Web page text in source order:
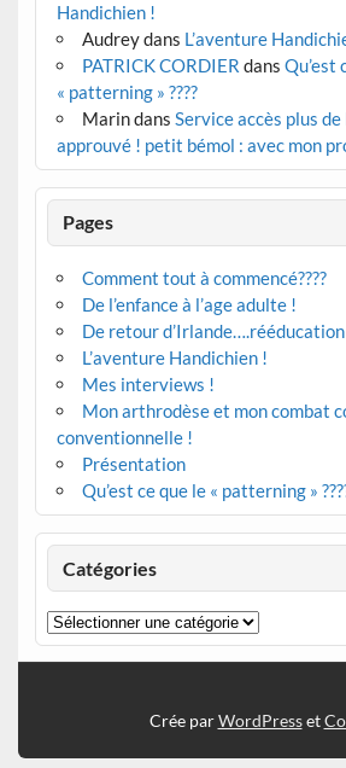
Handichien !
Audreydans L’aventure
PATRICK CORDIER dans Qu’est
« patterning » ????
Marindans Service accès plus
approuvé ! petit bémol : avec mon
Pages
Comment tout à commencé????
De l’enfance à l’age adulte !
De retour d’Irlande….rééducation
L’aventure Handichien !
Mes interviews !
Mon arthrodèse et mon combat
conventionnelle !
Présentation
Qu’est ce que le « patterning »
Catégories
Catégories
Crée parWordPresset